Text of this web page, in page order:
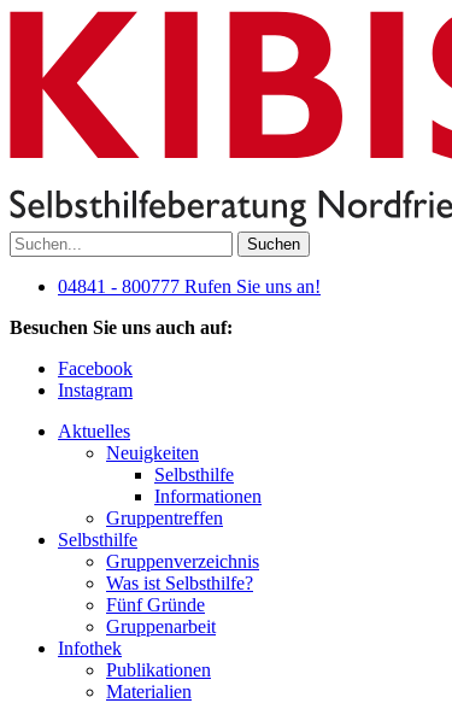
Suchen
04841 - 800777 Rufen Sie uns an!
Besuchen Sie uns auch auf:
Facebook
Instagram
Aktuelles
Neuigkeiten
Selbsthilfe
Informationen
Gruppentreffen
Selbsthilfe
Gruppenverzeichnis
Was ist Selbsthilfe?
Fünf Gründe
Gruppenarbeit
Infothek
Publikationen
Materialien